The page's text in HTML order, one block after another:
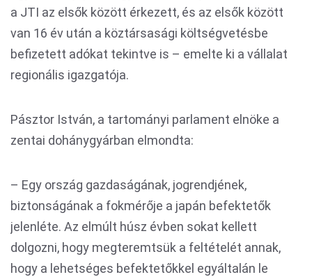
a JTI az elsők között érkezett, és az elsők között
van 16 év után a köztársasági költségvetésbe
befizetett adókat tekintve is – emelte ki a vállalat
regionális igazgatója.
Pásztor István, a tartományi parlament elnöke a
zentai dohánygyárban elmondta:
– Egy ország gazdaságának, jogrendjének,
biztonságának a fokmérője a japán befektetők
jelenléte. Az elmúlt húsz évben sokat kellett
dolgozni, hogy megteremtsük a feltételét annak,
hogy a lehetséges befektetőkkel egyáltalán le